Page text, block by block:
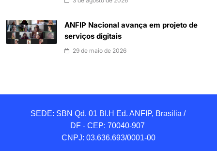
ANFIP Nacional avança em projeto de
serviços digitais
29 de maio de 2026
SEDE: SBN Qd. 01 BI.H Ed. ANFIP, Brasilia /
DF - CEP: 70040-907
CNPJ: 03.636.693/0001-00